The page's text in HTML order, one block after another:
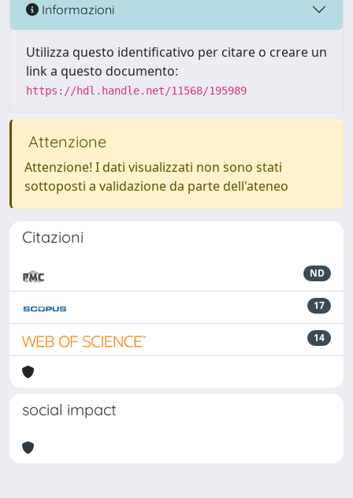
Informazioni
Utilizza questo identificativo per citare o creare un
link a questo documento:
https://hdl.handle.net/11568/195989
Attenzione
Attenzione! I dati visualizzati non sono stati
sottoposti a validazione da parte dell'ateneo
Citazioni
ND
17
14
social impact